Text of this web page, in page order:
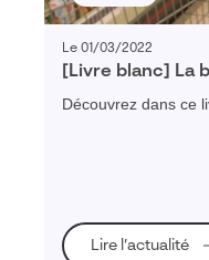
Le 01/03/2022
[Livre blanc] La
2030
Découvrez dans ce
Lire l’actualité